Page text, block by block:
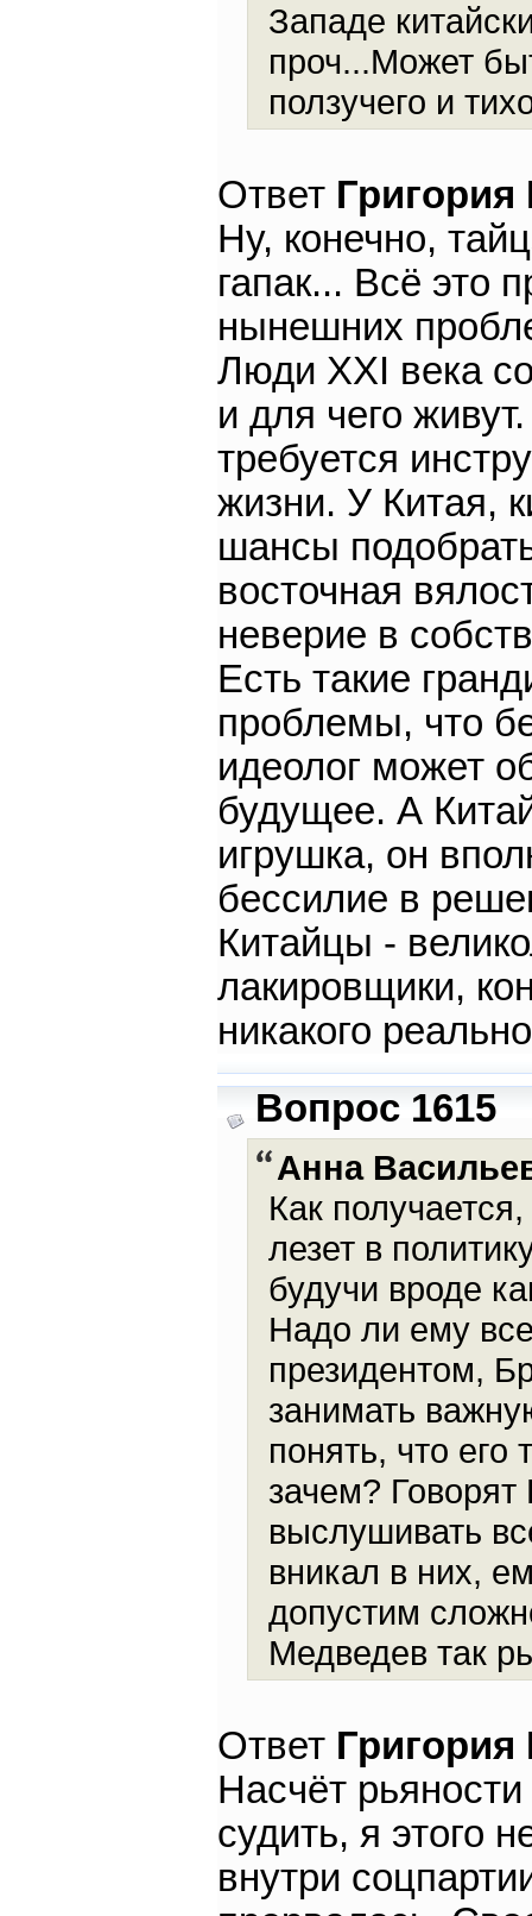
Западе
проч...Может
ползучего и
Ответ
Ну, конечно,
гапак... Всё это
нынешних
Люди XXI века
и для чего
требуется
жизни. У Китая,
шансы
восточная
неверие в
Есть такие
проблемы, что
идеолог может
будущее. А
игрушка, он
бессилие в
Китайцы -
лакировщики,
никакого
Вопрос 1615
Анна
Как
лезет в
будучи вроде
Надо ли ему
президентом,
занимать
понять, что его
зачем?
выслушивать
вникал в них,
допустим
Медведев так
Ответ
Насчёт
судить, я этого
внутри